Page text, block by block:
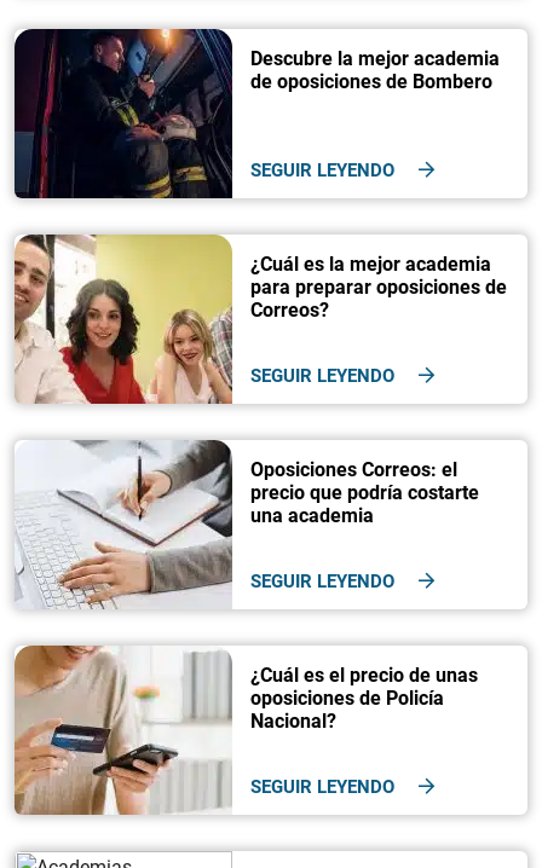
Descubre la mejor academia
de oposiciones de Bombero
SEGUIR LEYENDO
¿Cuál es la mejor academia
para preparar oposiciones de
Correos?
SEGUIR LEYENDO
Oposiciones Correos: el
precio que podría costarte
una academia
SEGUIR LEYENDO
¿Cuál es el precio de unas
oposiciones de Policía
Nacional?
SEGUIR LEYENDO